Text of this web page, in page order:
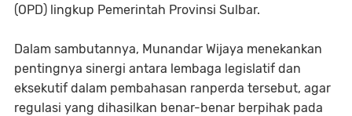
(OPD) lingkup Pemerintah Provinsi Sulbar.
Dalam sambutannya, Munandar Wijaya menekankan
pentingnya sinergi antara lembaga legislatif dan
eksekutif dalam pembahasan ranperda tersebut, agar
regulasi yang dihasilkan benar-benar berpihak pada